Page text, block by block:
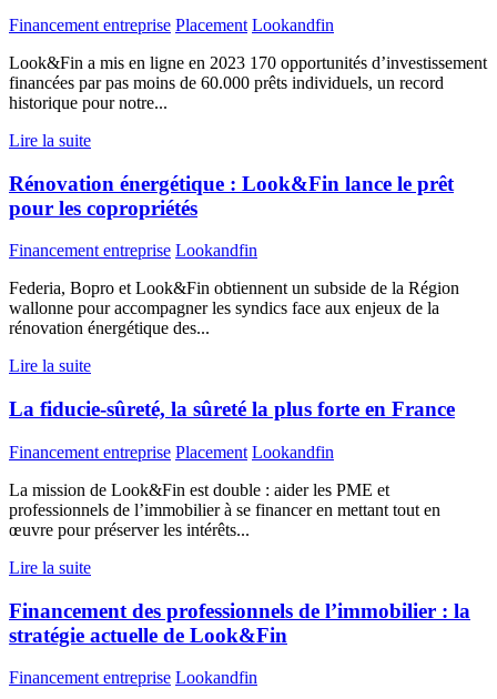
Financement entreprise Placement Lookandfin
Look&Fin a mis en ligne en 2023 170 opportunités d’investissement
financées par pas moins de 60.000 prêts individuels, un record
historique pour notre...
Lire la suite
Rénovation énergétique : Look&Fin lance le prêt
pour les copropriétés
Financement entreprise Lookandfin
Federia, Bopro et Look&Fin obtiennent un subside de la Région
wallonne pour accompagner les syndics face aux enjeux de la
rénovation énergétique des...
Lire la suite
La fiducie-sûreté, la sûreté la plus forte en France
Financement entreprise Placement Lookandfin
La mission de Look&Fin est double : aider les PME et
professionnels de l’immobilier à se financer en mettant tout en
œuvre pour préserver les intérêts...
Lire la suite
Financement des professionnels de l’immobilier : la
stratégie actuelle de Look&Fin
Financement entreprise Lookandfin